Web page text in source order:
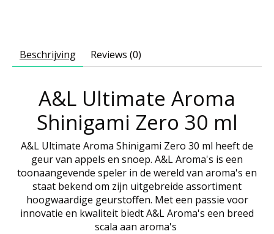
Beschrijving Reviews (0)
A&L Ultimate Aroma
Shinigami Zero 30 ml
A&L Ultimate Aroma Shinigami Zero 30 ml heeft de
geur van appels en snoep. A&L Aroma's is een
toonaangevende speler in de wereld van aroma's en
staat bekend om zijn uitgebreide assortiment
hoogwaardige geurstoffen. Met een passie voor
innovatie en kwaliteit biedt A&L Aroma's een breed
scala aan aroma's